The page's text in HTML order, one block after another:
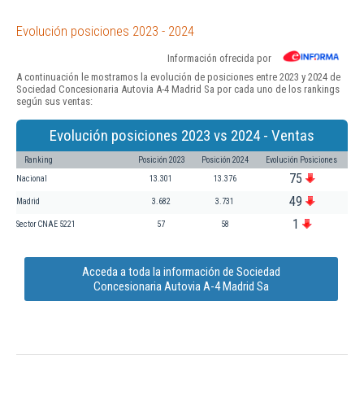
Evolución posiciones 2023 - 2024
Información ofrecida por
A continuación le mostramos la evolución de posiciones entre 2023 y 2024 de
Sociedad Concesionaria Autovia A-4 Madrid Sa por cada uno de los rankings
según sus ventas:
Evolución posiciones 2023 vs 2024 - Ventas
Ranking Posición 2023 Posición 2024 Evolución Posiciones
Nacional 13.301 13.376 75
Madrid 3.682 3.731 49
Sector CNAE 5221 57 58 1
Acceda a toda la información de Sociedad
Concesionaria Autovia A-4 Madrid Sa